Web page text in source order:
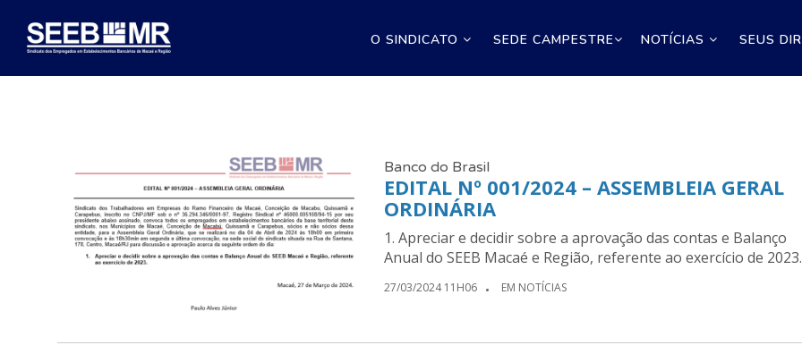
O SINDICATO SEDE CAMPESTRE NOTÍCIAS SEUS
Banco do Brasil
EDITAL Nº 001/2024 – ASSEMBLEIA GERAL
ORDINÁRIA
1. Apreciar e decidir sobre a aprovação das contas e Balanço
Anual do SEEB Macaé e Região, referente ao exercício de 2023.
27/03/2024 11H06 EM NOTÍCIAS